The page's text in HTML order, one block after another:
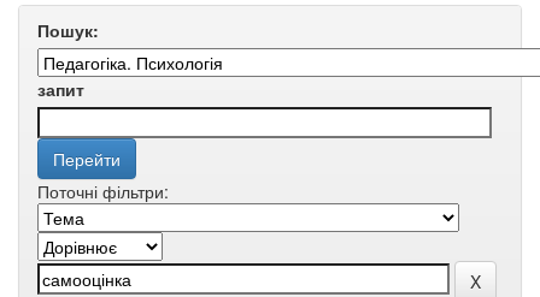
Пошук:
запит
Поточні фільтри: